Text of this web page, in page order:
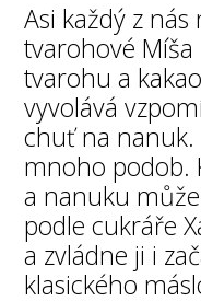
Asi každý z
tvarohové
tvarohu a
vyvolává
chuť na
mnoho podob.
a nanuku
podle cukráře
a zvládne ji i
klasického